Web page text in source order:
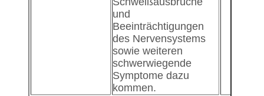
und
Beeinträchtigungen
des Nervensystems
sowie weiteren
schwerwiegende
Symptome dazu
kommen.